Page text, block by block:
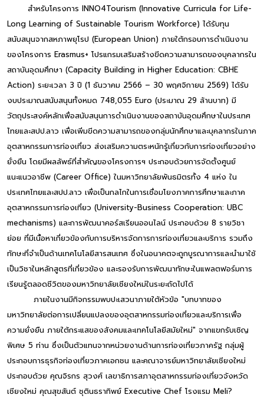
สำหรับโครงการ INNO4Tourism (Innovative Curricula for Life-
Long Learning of Sustainable Tourism Workforce) ได้รับทุน
สนับสนุนจากสหภาพยุโรป (European Union) ภายใต้กรอบการดำเนินงาน
ของโครงการ Erasmus+ โปรแกรมเสริมสร้างขีดความสามารถของบุคลากรใน
สถาบันอุดมศึกษา (Capacity Building in Higher Education: CBHE
Action) ระยะเวลา 3 ปี (1 ธันวาคม 2566 – 30 พฤศจิกายน 2569) ได้รับ
งบประมาณสนับสนุนทั้งหมด 748,055 Euro (ประมาณ 29 ล้านบาท) มี
วัตถุประสงค์หลักเพื่อสนับสนุนการดำเนินงานของสถาบันอุดมศึกษาในประเทศ
ไทยและสปป.ลาว เพื่อเพิ่มขีดความสามารถของกลุ่มนักศึกษาและบุคลากรในภาค
อุตสาหกรรมการท่องเที่ยว ส่งเสริมความตระหนักรู้เกี่ยวกับการท่องเที่ยวอย่าง
ยั่งยืน โดยมีผลลัพธ์ที่สำคัญของโครงการฯ ประกอบด้วยการจัดตั้งศูนย์
แนะแนวอาชีพ (Career Office) ในมหาวิทยาลัยพันธมิตรทั้ง 4 แห่ง ใน
ประเทศไทยและสปป.ลาว เพื่อเป็นกลไกในการเชื่อมโยงภาคการศึกษาและภาค
อุตสาหกรรมการท่องเที่ยว (University-Business Cooperation: UBC
mechanisms) และการพัฒนาคอร์สเรียนออนไลน์ ประกอบด้วย 8 รายวิชา
ย่อย ที่มีเนื้อหาเกี่ยวข้องกับการบริหารจัดการการท่องเที่ยวและบริการ รวมถึง
ทักษะที่จำเป็นด้านเทคโนโลยีสารสนเทศ ซึ่งในอนาคตจะถูกบูรณาการและนำมาใช้
เป็นวิชาในหลักสูตรที่เกี่ยวข้อง และรองรับการพัฒนาทักษะในแพลตฟอร์มการ
เรียนรู้ตลอดชีวิตของมหาวิทยาลัยเชียงใหม่ในระยะถัดไปได้
ภายในงานมีกิจกรรมพบปะเสวนาภายใต้หัวข้อ "บทบาทของ
มหาวิทยาลัยต่อการเปลี่ยนแปลงของอุตสาหกรรมท่องเที่ยวและบริการเพื่อ
ความยั่งยืน ภายใต้กระแสของสังคมและเทคโนโลยีสมัยใหม่" จากแขกรับเชิญ
พิเศษ 5 ท่าน ซึ่งเป็นตัวแทนจากหน่วยงานด้านการท่องเที่ยวภาครัฐ กลุ่มผู้
ประกอบการธุรกิจท่องเที่ยวภาคเอกชน และคณาจารย์มหาวิทยาลัยเชียงใหม่
ประกอบด้วย คุณจิรกร สุวงศ์ เลขาธิการสภาอุตสาหกรรมท่องเที่ยวจังหวัด
เชียงใหม่ คุณสุขสันต์ ชุตินธราทิพย์ Executive Chef โรงแรม Meli?